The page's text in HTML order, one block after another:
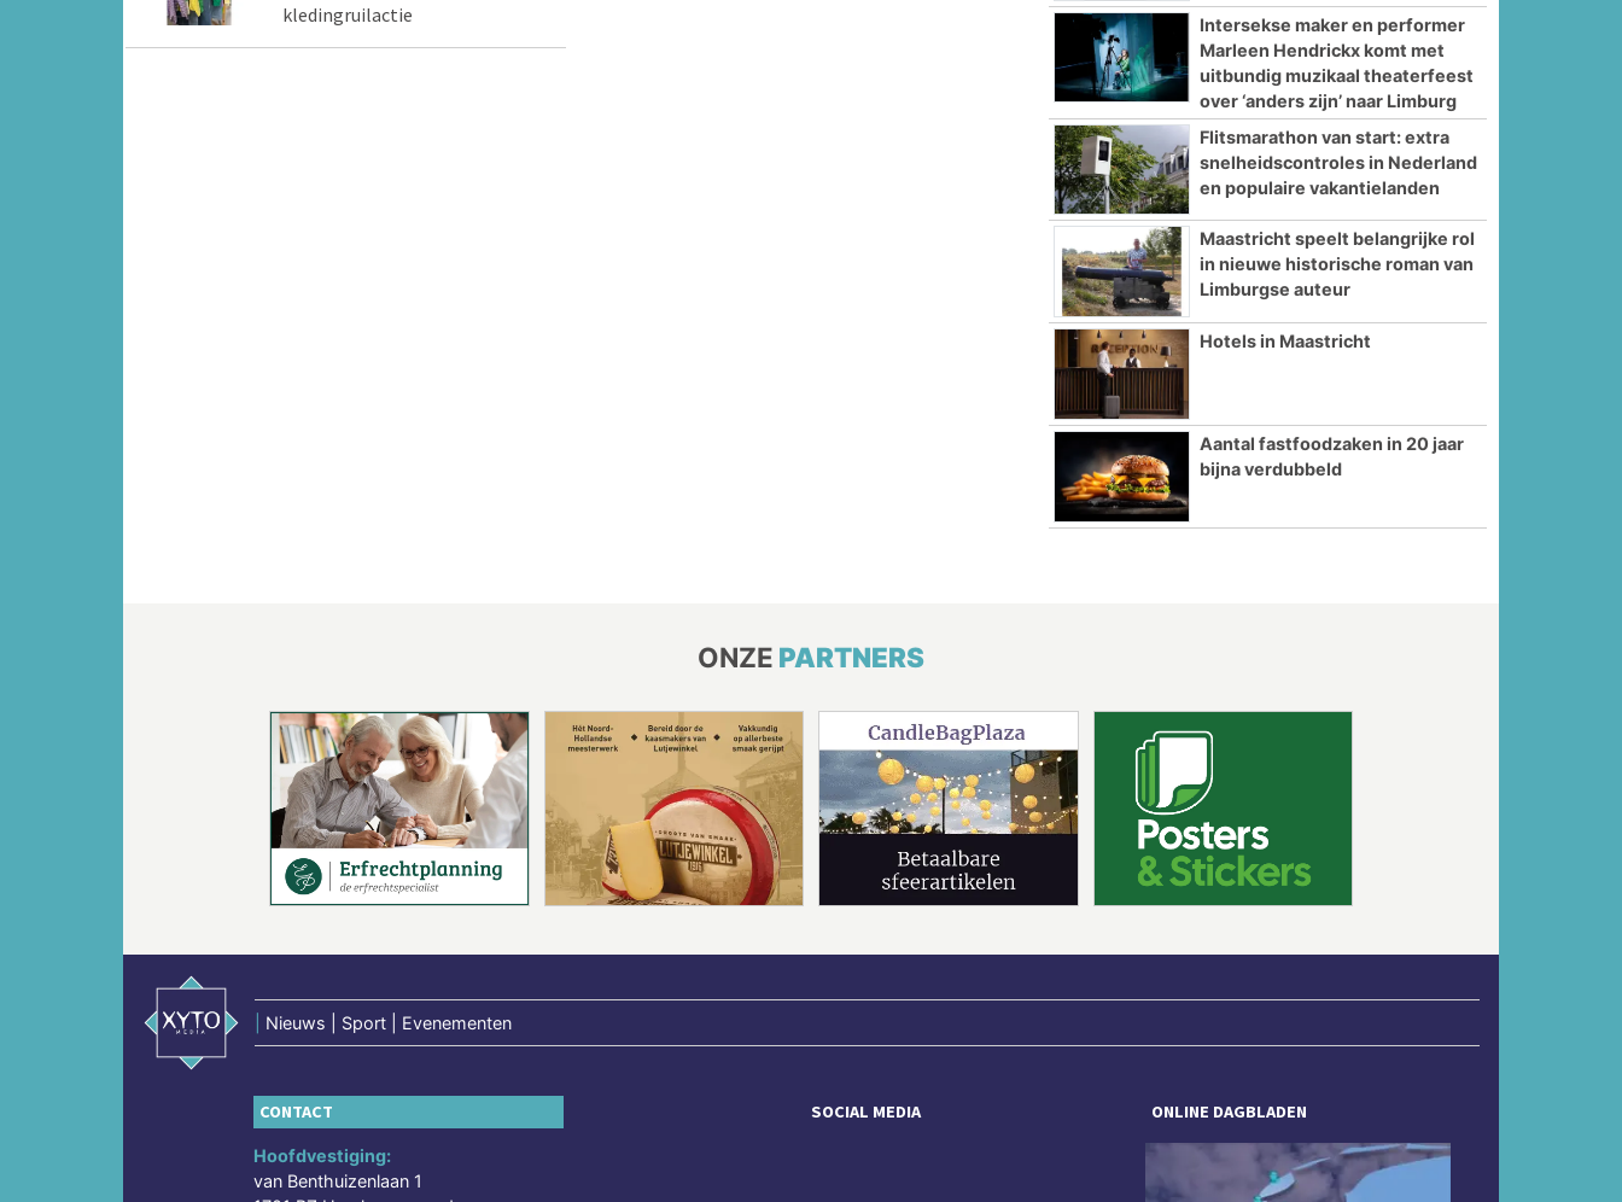
kledingruilactie
Intersekse maker en performer
Marleen Hendrickx komt met
uitbundig muzikaal theaterfeest
over ‘anders zijn’ naar Limburg
Flitsmarathon van start: extra
snelheidscontroles in Nederland
en populaire vakantielanden
Maastricht speelt belangrijke rol
in nieuwe historische roman van
Limburgse auteur
Hotels in Maastricht
Aantal fastfoodzaken in 20 jaar
bijna verdubbeld
ONZE PARTNERS
Nieuws | Sport | Evenementen
CONTACT
Hoofdvestiging:
van Benthuizenlaan 1
SOCIAL MEDIA ONLINE DAGBLADEN